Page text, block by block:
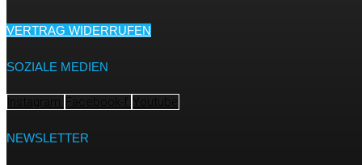
VERTRAG WIDERRUFEN
SOZIALE MEDIEN
Instagram Facebook-f Youtube
NEWSLETTER